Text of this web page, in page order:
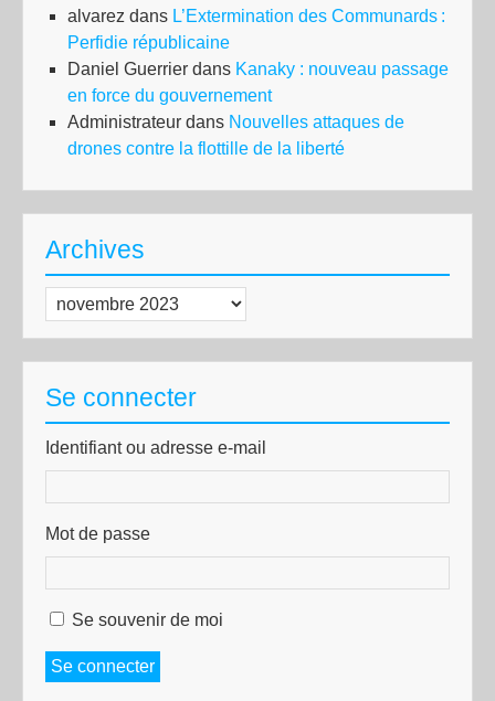
alvarez dans L’Extermination des Communards :
Perfidie républicaine
Daniel Guerrier dans Kanaky : nouveau passage
en force du gouvernement
Administrateur dans Nouvelles attaques de
drones contre la flottille de la liberté
Archives
Archives
Se connecter
Identifiant ou adresse e-mail
Mot de passe
Se souvenir de moi
Se connecter